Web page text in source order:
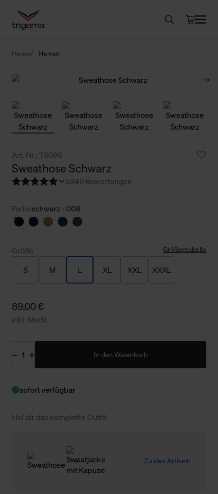
Home Herren
Art. Nr.: 75096
Sweathose Schwarz
5349 Bewertungen
Farbeschwarz - 008
Größe Größentabelle
S M L XL XXL XXXL
89,00 €
inkl. MwSt.
In den Warenkorb
sofort verfügbar
Hol dir das komplette Outfit
Zu den Artikeln